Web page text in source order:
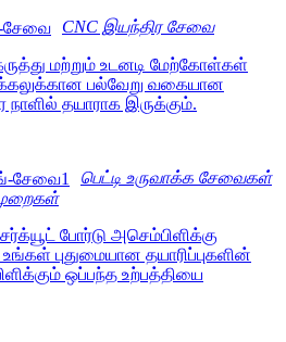
CNC இயந்திர சேவை
மற்றும் உடனடி மேற்கோள்கள்
பல்வேறு வகையான
தயாராக இருக்கும்.
பெட்டி உருவாக்க சேவைகள்
போர்டு அசெம்பிளிக்கு
புதுமையான தயாரிப்புகளின்
ஒப்பந்த உற்பத்தியை